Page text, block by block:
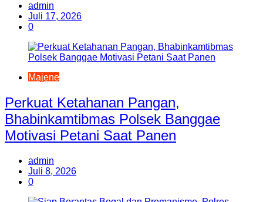
admin
Juli 17, 2026
0
Majene
Perkuat Ketahanan Pangan,
Bhabinkamtibmas Polsek Banggae
Motivasi Petani Saat Panen
admin
Juli 8, 2026
0